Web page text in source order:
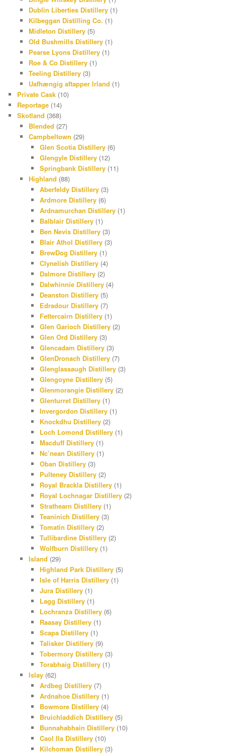
Dublin Liberties Distillery(1)
Kilbeggan Distilling Co. (1)
Midleton Distillery(5)
Old Bushmills Distillery(1)
Pearse Lyons Distillery(1)
Roe & Co Distillery(1)
Teeling Distillery(3)
Uafhængig aftapper Irland (1)
Private Cask (10)
Reportage (14)
Skotland (368)
Blended (27)
Campbeltown (29)
Glen Scotia Distillery (6)
Glengyle Distillery (12)
Springbank Distillery (11)
Highland (88)
Aberfeldy Distillery (3)
Ardmore Distillery (6)
Ardnamurchan Distillery (1)
Balblair Distillery (1)
Ben Nevis Distillery (3)
Blair Athol Distillery (3)
BrewDog Distillery (1)
Clynelish Distillery (4)
Dalmore Distillery (2)
Dalwhinnie Distillery (4)
Deanston Distillery (5)
Edradour Distillery (7)
Fettercairn Distillery (1)
Glen Garioch Distillery (2)
Glen Ord Distillery (3)
Glencadam Distillery (3)
GlenDronach Distillery (7)
Glenglassaugh Distillery (3)
Glengoyne Distillery (5)
Glenmorangie Distillery (2)
Glenturret Distillery (1)
Invergordon Distillery (1)
Knockdhu Distillery (2)
Loch Lomond Distillery (1)
Macduff Distillery (1)
Nc’nean Distillery (1)
Oban Distillery (3)
Pulteney Distillery (2)
Royal Brackla Distillery (1)
Royal Lochnagar Distillery (2)
Strathearn Distillery (1)
Teaninich Distillery (3)
Tomatin Distillery (2)
Tullibardine Distillery (2)
Wolfburn Distillery (1)
Island (29)
Highland Park Distillery (5)
Isle of Harris Distillery (1)
Jura Distillery (1)
Lagg Distillery (1)
Lochranza Distillery (6)
Raasay Distillery (1)
Scapa Distillery (1)
Talisker Distillery (9)
Tobermory Distillery (3)
Torabhaig Distillery (1)
Islay(62)
Ardbeg Distillery (7)
Ardnahoe Distillery (1)
Bowmore Distillery (4)
Bruichladdich Distillery (5)
Bunnahabhain Distillery (10)
Caol Ila Distillery (10)
Kilchoman Distillery (3)